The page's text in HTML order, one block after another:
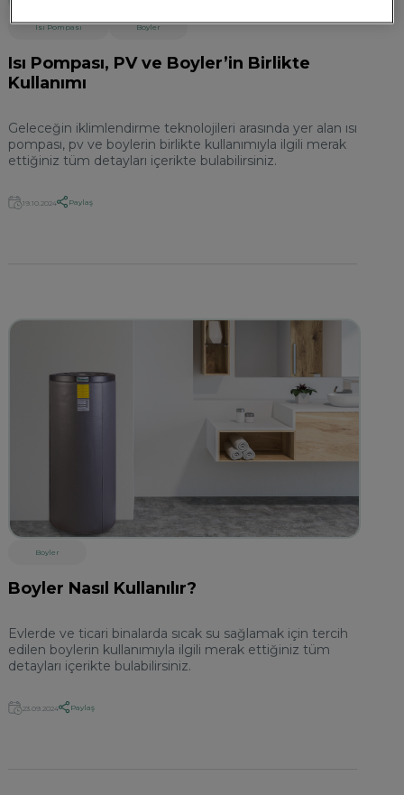
Isı Pompası Boyler
Isı Pompası, PV ve Boyler’in Birlikte
Kullanımı
Geleceğin iklimlendirme teknolojileri arasında yer alan ısı
pompası, pv ve boylerin birlikte kullanımıyla ilgili merak
ettiğiniz tüm detayları içerikte bulabilirsiniz.
19.10.2024 Paylaş
Boyler
Boyler Nasıl Kullanılır?
Evlerde ve ticari binalarda sıcak su sağlamak için tercih
edilen boylerin kullanımıyla ilgili merak ettiğiniz tüm
detayları içerikte bulabilirsiniz.
23.09.2024 Paylaş